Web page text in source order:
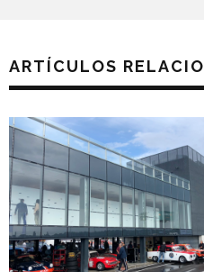
ARTÍCULOS